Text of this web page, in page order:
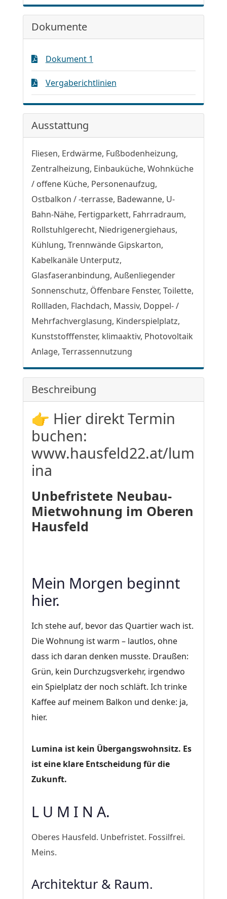
Dokumente
Dokument 1
Vergaberichtlinien
Ausstattung
Fliesen, Erdwärme, Fußbodenheizung,
Zentralheizung, Einbauküche, Wohnküche
/ offene Küche, Personenaufzug,
Ostbalkon / -terrasse, Badewanne, U-
Bahn-Nähe, Fertigparkett, Fahrradraum,
Rollstuhlgerecht, Niedrigenergiehaus,
Kühlung, Trennwände Gipskarton,
Kabelkanäle Unterputz,
Glasfaseranbindung, Außenliegender
Sonnenschutz, Öffenbare Fenster, Toilette,
Rollladen, Flachdach, Massiv, Doppel- /
Mehrfachverglasung, Kinderspielplatz,
Kunststofffenster, klimaaktiv, Photovoltaik
Anlage, Terrassennutzung
Beschreibung
👉 Hier direkt Termin
buchen:
www.hausfeld22.at/lum
ina
Unbefristete Neubau-
Mietwohnung im Oberen
Hausfeld
Mein Morgen beginnt
hier.
Ich stehe auf, bevor das Quartier wach ist.
Die Wohnung ist warm – lautlos, ohne
dass ich daran denken musste. Draußen:
Grün, kein Durchzugsverkehr, irgendwo
ein Spielplatz der noch schläft. Ich trinke
Kaffee auf meinem Balkon und denke: ja,
hier.
Lumina ist kein Übergangswohnsitz. Es
ist eine klare Entscheidung für die
Zukunft.
L U M I N A.
Oberes Hausfeld. Unbefristet. Fossilfrei.
Meins.
Architektur & Raum.